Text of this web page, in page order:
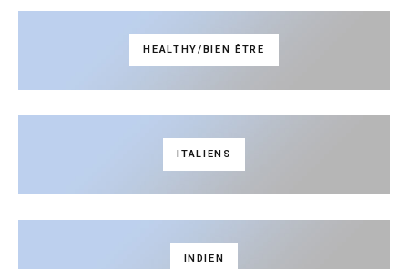
HEALTHY/BIEN ÊTRE
ITALIENS
INDIEN